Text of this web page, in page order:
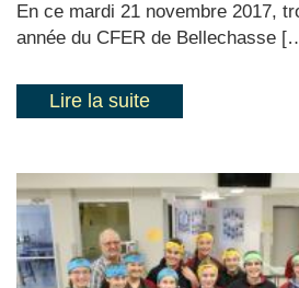
En ce mardi 21 novembre 2017,
année du CFER de Bellechasse
Lire la suite